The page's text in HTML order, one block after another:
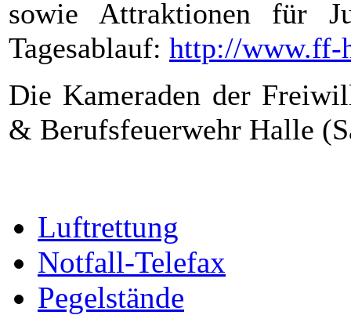
sowie Attraktionen für
Tagesablauf: http://www.ff-
Die Kameraden der
& Berufsfeuerwehr Halle
Luftrettung
Notfall-Telefax
Pegelstände